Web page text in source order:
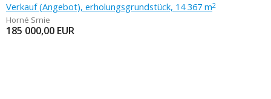
Verkauf (Angebot), erholungsgrundstück, 14 367 m2
Horné Srnie
185 000,00 EUR